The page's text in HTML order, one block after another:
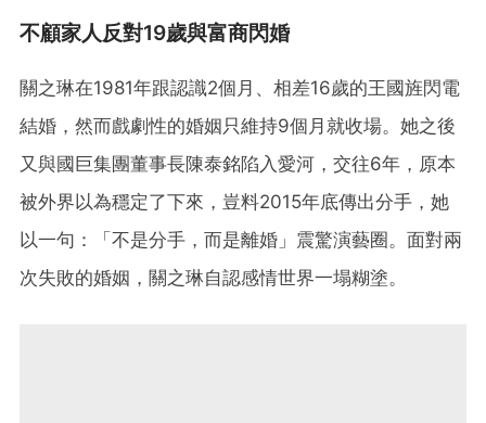
不顧家人反對19歲與富商閃婚
關之琳在1981年跟認識2個月、相差16歲的王國旌閃電
結婚，然而戲劇性的婚姻只維持9個月就收場。她之後
又與國巨集團董事長陳泰銘陷入愛河，交往6年，原本
被外界以為穩定了下來，豈料2015年底傳出分手，她
以一句：「不是分手，而是離婚」震驚演藝圈。面對兩
次失敗的婚姻，關之琳自認感情世界一塌糊塗。